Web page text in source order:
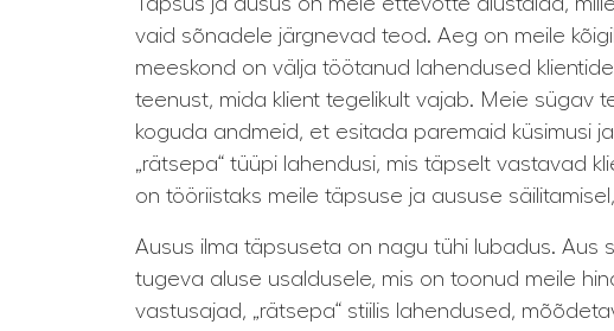
vaid sõnadele järgnevad teod. Aeg on meile
meeskond on välja töötanud lahendused
teenust, mida klient tegelikult vajab. Meie sügav
koguda andmeid, et esitada paremaid küsimusi
„rätsepa“ tüüpi lahendusi, mis täpselt vastavad
on tööriistaks meile täpsuse ja aususe
Ausus ilma täpsuseta on nagu tühi lubadus.
tugeva aluse usaldusele, mis on toonud meile
vastusajad, „rätsepa“ stiilis lahendused,